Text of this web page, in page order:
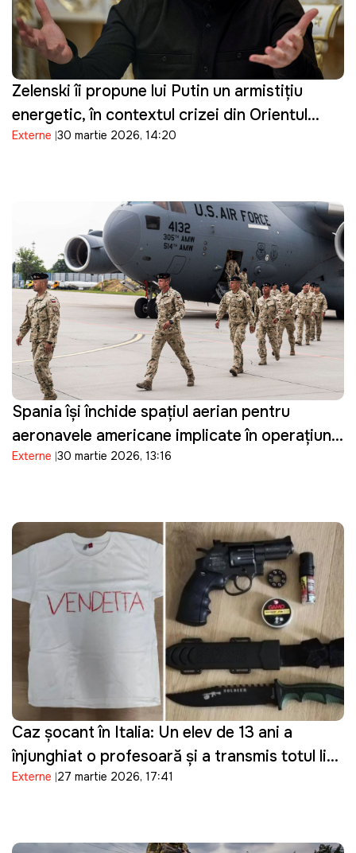
Zelenski îi propune lui Putin un armistițiu
energetic, în contextul crizei din Orientul
Mijlociu: "Suntem pregătiți"
Externe 30 martie 2026, 14:20
Spania își închide spațiul aerian pentru
aeronavele americane implicate în operațiuni
militare împotriva Iranului și restricționează
Externe 30 martie 2026, 13:16
Caz șocant în Italia: Un elev de 13 ani a
înjunghiat o profesoară și a transmis totul live
pe Telegram
Externe 27 martie 2026, 17:41